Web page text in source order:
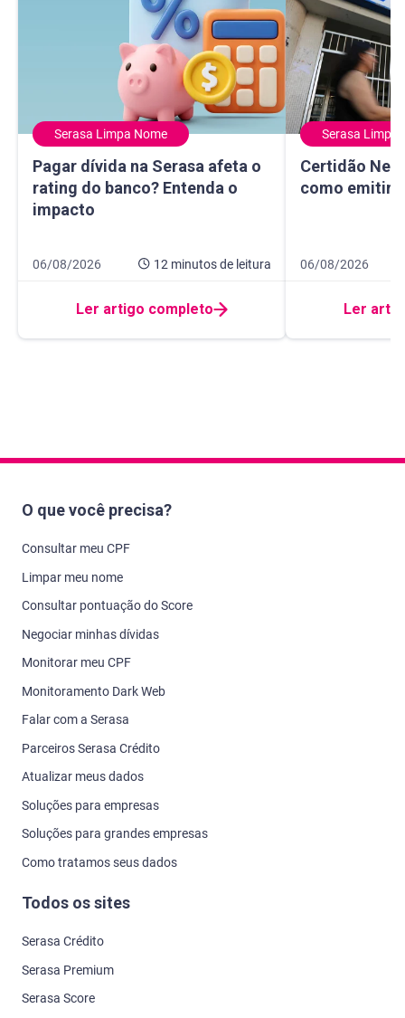
Serasa Limpa Nome
Pagar dívida na Serasa afeta o
rating do banco? Entenda o
impacto
Pagar dívida na Serasa afeta o rating do banco? Entenda
Data de publicação 6 de agosto de 2026
06/08/2026 12 minutosde leitura
12 minutos de leitura
Ler artigo completo
Serasa Limpa
Certidão
como emitir
Certidão
Data de
06/08/2026
8 minutos de
Ler
O que você precisa?
Consultar meu CPF
Limpar meu nome
Consultar pontuação do Score
Negociar minhas dívidas
Monitorar meu CPF
Monitoramento Dark Web
Falar com a Serasa
Parceiros Serasa Crédito
Atualizar meus dados
Soluções para empresas
Soluções para grandes empresas
Como tratamos seus dados
Todos os sites
Serasa Crédito
Serasa Premium
Serasa Score